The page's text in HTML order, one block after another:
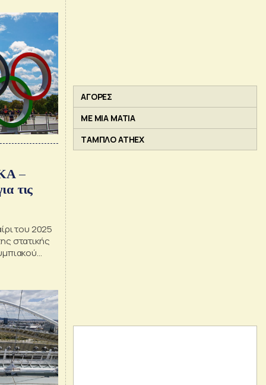
–
τις
του 2025
στατικής
ΑΓΟΡΕΣ
ΜΕ ΜΙΑ ΜΑΤΙΑ
ΤΑΜΠΛΟ ATHEX